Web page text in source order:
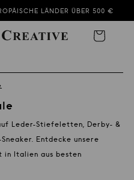
AND GET 10% OFF
GEHT WEITER!
LÄNDER ÜBER 500 €
Warenkorb
Leder-Stiefeletten, Derby- &
Entdecke unsere
in Italien aus besten